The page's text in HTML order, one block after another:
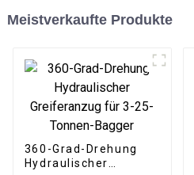
Meistverkaufte Produkte
360-Grad-Drehung
Hydraulischer